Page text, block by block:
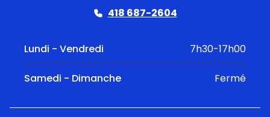
418 687-2604
Lundi - Vendredi 7h30-17h00
Samedi - Dimanche Fermé